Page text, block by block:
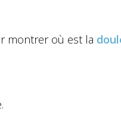
montrer où est la